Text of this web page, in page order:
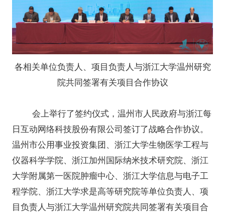
各相关单位负责人、项目负责人与浙江大学温州研究
院共同签署有关项目合作协议
会上举行了签约仪式，温州市人民政府与浙江每
日互动网络科技股份有限公司签订了战略合作协议。
温州市公用事业投资集团、浙江大学生物医学工程与
仪器科学学院、浙江加州国际纳米技术研究院、浙江
大学附属第一医院肿瘤中心、浙江大学信息与电子工
程学院、浙江大学求是高等研究院等单位负责人、项
目负责人与浙江大学温州研究院共同签署有关项目合